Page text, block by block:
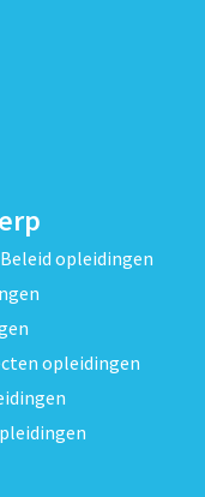
opleidingen
opleidingen